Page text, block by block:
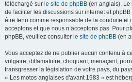
téléchargé sur le site de phpBB (en anglais). Le
de faciliter les discussions sur internet et
être tenu comme responsable de la conduite et
acceptons et que nous n’acceptons pas. Pour
phpBB, veuillez consulter le site de phpBB (en
Vous acceptez de ne publier aucun contenu à
vulgaire, diffamatoire, choquant, menaçant,
transgresser la législation de votre pays, du
« Les motos anglaises d'avant 1983 » est